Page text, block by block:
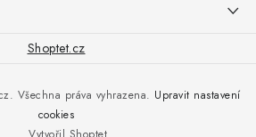
zakázek
Shoptet.cz
. Všechna práva vyhrazena. Upravit nastavení
cookies